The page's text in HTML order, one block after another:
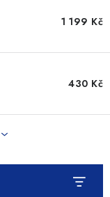
1 199 Kč
430 Kč